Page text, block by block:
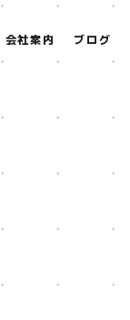
会社案内 ブログ
[%title%]